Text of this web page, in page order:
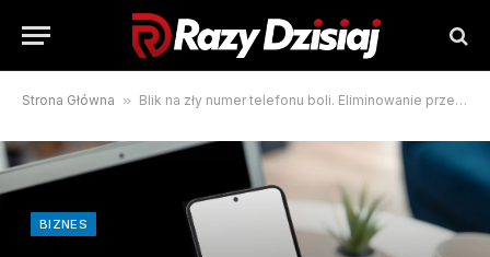
Strona Główna » Blik na zły numer telefonu boli. Eliminowanie przelewów na nieaktywne numery telefonów – Biznes Wprost
BIZNES